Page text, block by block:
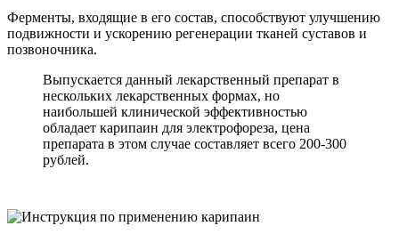
Ферменты, входящие в его состав, способствуют улучшению
подвижности и ускорению регенерации тканей суставов и
позвоночника.
Выпускается данный лекарственный препарат в
нескольких лекарственных формах, но
наибольшей клинической эффективностью
обладает карипаин для электрофореза, цена
препарата в этом случае составляет всего 200-300
рублей.